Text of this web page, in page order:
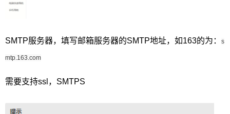
SMTP服务器，填写邮箱服务器的SMTP地址，如163的为： s
mtp.163.com
需要支持ssl，SMTPS